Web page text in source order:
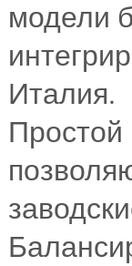
модели
Италия.
Простой